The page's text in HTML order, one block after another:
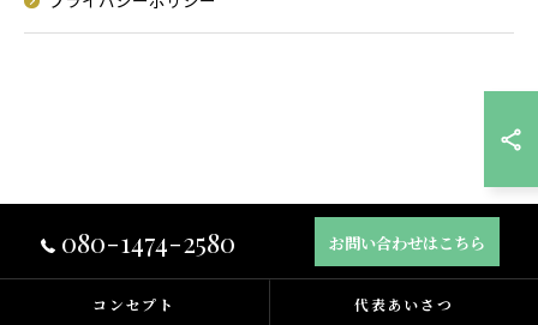
080-1474-2580 お問い合わせはこちら
コンセプト 代表あいさつ